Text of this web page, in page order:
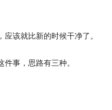
应该就比新的时候干净了。
事，思路有三种。